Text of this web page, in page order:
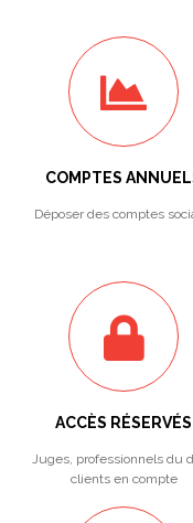
COMPTES
Déposer des comptes
ACCÈS RÉSERVÉS
Juges, professionnels du
clients en compte